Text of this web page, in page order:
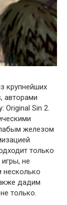
крупнейших
авторами
Original Sin 2.
железом
только
не
несколько
дадим
только.